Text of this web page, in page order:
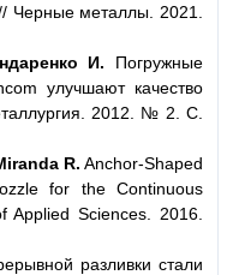
Черные металлы. 2021.
И. Погружные
улучшают качество
2012. № 2. С.
R. Anchor-Shaped
for the Continuous
Sciences. 2016.
разливки стали